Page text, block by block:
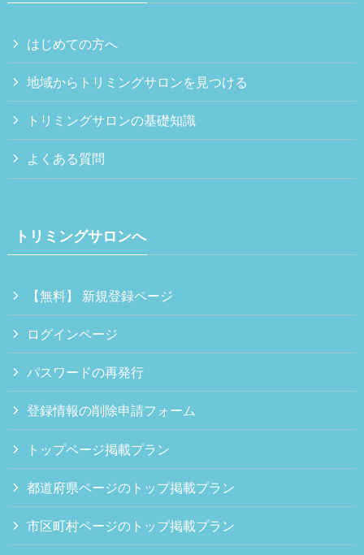
はじめての方へ
地域からトリミングサロンを見つける
トリミングサロンの基礎知識
よくある質問
トリミングサロンへ
【無料】 新規登録ページ
ログインページ
パスワードの再発行
登録情報の削除申請フォーム
トップページ掲載プラン
都道府県ページのトップ掲載プラン
市区町村ページのトップ掲載プラン